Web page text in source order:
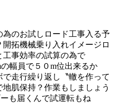
のお試しロード工事入る予
拓機械乗り入れイメージロ
工事効率の試算の為で
幅員で５０m位出来るか
走行繰り返し〝轍を作って
肌保持？作業もしましょう
も届くんで試運転もね